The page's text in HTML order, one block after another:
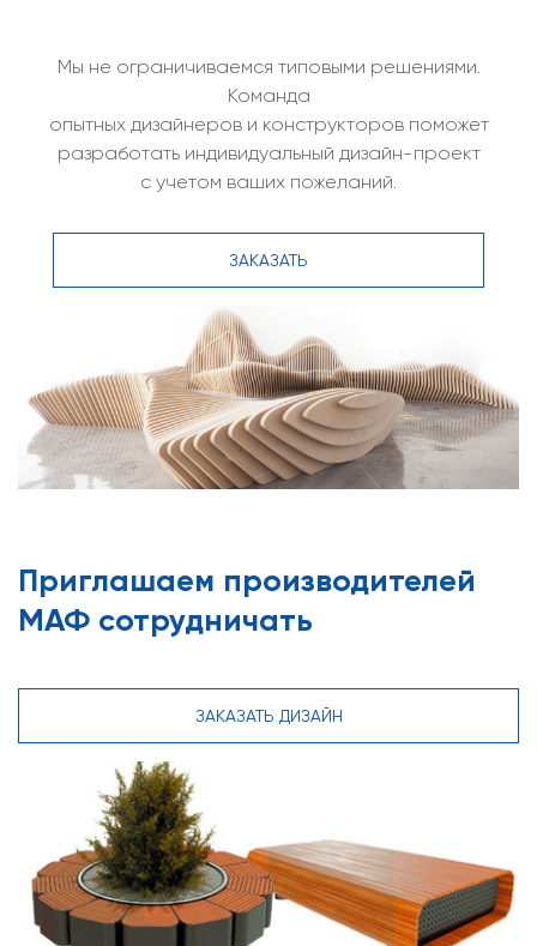
Мы не ограничиваемся типовыми решениями.
Команда
опытных дизайнеров и конструкторов поможет
разработать индивидуальный дизайн-проект
с учетом ваших пожеланий.
ЗАКАЗАТЬ
Приглашаем производителей
МАФ сотрудничать
ЗАКАЗАТЬ ДИЗАЙН